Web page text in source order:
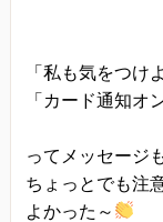
された場合は
利用すること
・ご注文され
要な業務
・新商品の案
「私も気をつけ
「カード通知オ
ってメッセージ
ちょっとでも注
よかった～